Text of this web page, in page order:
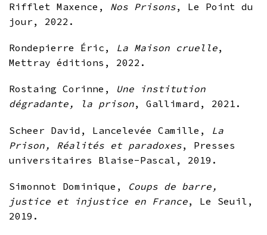
Rifflet Maxence, Nos Prisons, Le Point du
jour, 2022.
Rondepierre Éric, La Maison cruelle,
Mettray éditions, 2022.
Rostaing Corinne, Une institution
dégradante, la prison, Gallimard, 2021.
Scheer David, Lancelevée Camille, La
Prison, Réalités et paradoxes, Presses
universitaires Blaise-Pascal, 2019.
Simonnot Dominique, Coups de barre,
justice et injustice en France, Le Seuil,
2019.